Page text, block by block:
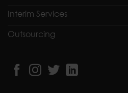
Interim Services
Outsourcing